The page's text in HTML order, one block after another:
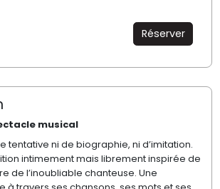
Réserver
musical
tentative ni de biographie, ni d’imitation.
intimement mais librement inspirée de
de l’inoubliable chanteuse. Une